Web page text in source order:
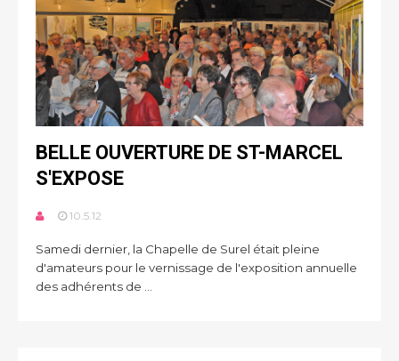
BELLE OUVERTURE DE ST-MARCEL
S'EXPOSE
10.5.12
Samedi dernier, la Chapelle de Surel était pleine
d'amateurs pour le vernissage de l'exposition annuelle
des adhérents de ...